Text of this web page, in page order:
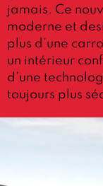
jamais. Ce
moderne et
plus d’une
un intérieur
d’une
toujours plus